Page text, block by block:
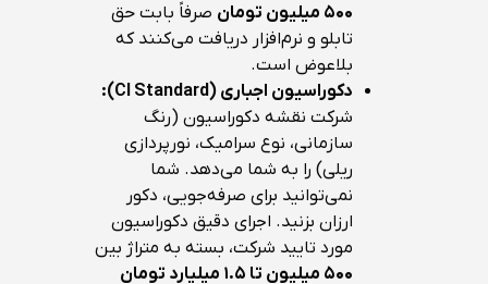
۵۰۰ میلیون تومان
صرفاً بابت حق
تابلو و نرم‌افزار دریافت می‌کنند که
بلاعوض است.
دکوراسیون اجباری (CI Standard):
شرکت نقشه دکوراسیون (رنگ
سازمانی، نوع سرامیک، نورپردازی
ریلی) را به شما می‌دهد. شما
نمی‌توانید برای صرفه‌جویی، دکور
ارزان بزنید. اجرای دقیق دکوراسیون
مورد تایید شرکت، بسته به متراژ بین
۵۰۰ میلیون تا ۱.۵ میلیارد تومان